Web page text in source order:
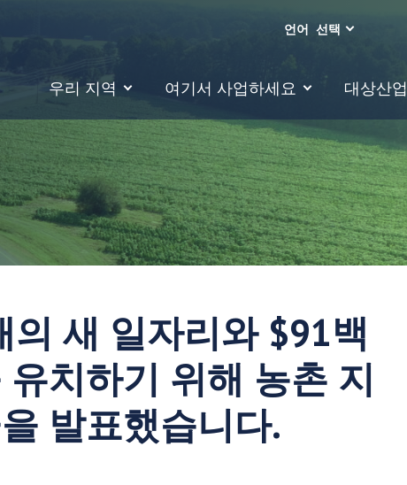
우리 지역 여기서 사업하세요 대상산업
언어 선택
의 새 일자리와 $91백
치하기 위해 농촌 지
발표했습니다.